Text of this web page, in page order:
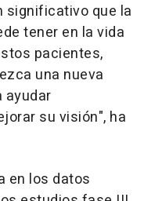
significativo que la
tener en la vida
pacientes,
una nueva
ayudar
su visión", ha
en los datos